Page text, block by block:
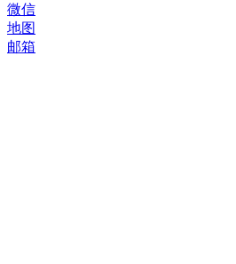
微信
地图
邮箱